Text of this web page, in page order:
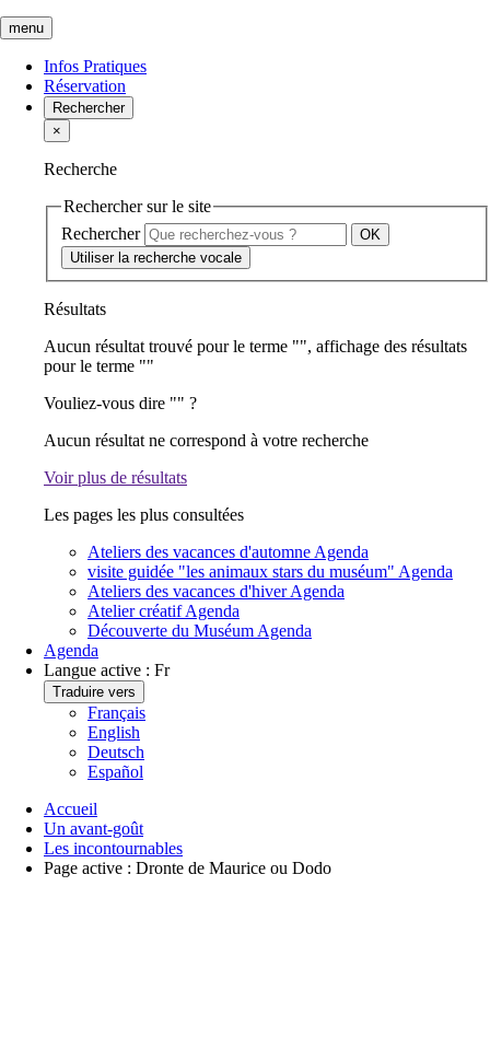
menu
Infos Pratiques
Réservation
Rechercher
×
Recherche
Rechercher sur le site
Rechercher
Utiliser la recherche vocale
Résultats
Aucun résultat trouvé pour le terme "", affichage des résultats
pour le terme ""
Vouliez-vous dire "" ?
Aucun résultat ne correspond à votre recherche
Voir plus de résultats
Les pages les plus consultées
Ateliers des vacances d'automne Agenda
visite guidée "les animaux stars du muséum" Agenda
Ateliers des vacances d'hiver Agenda
Atelier créatif Agenda
Découverte du Muséum Agenda
Agenda
Langue active : Fr
Traduire vers
Français
English
Deutsch
Español
Accueil
Un avant-goût
Les incontournables
Page active : Dronte de Maurice ou Dodo